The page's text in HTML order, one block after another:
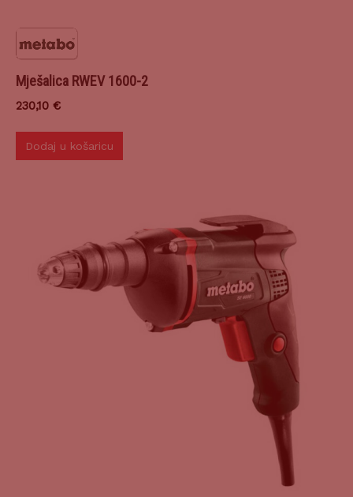
Mješalica RWEV 1600-2
230,10 €
Dodaj u košaricu